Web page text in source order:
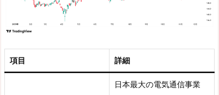
項目 詳細
日本最大の電気通信事業